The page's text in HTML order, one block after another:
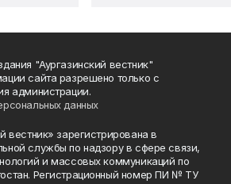
"Аургазинский вестник"
сайта разрешено только с
администрации.
данных
вестник» зарегистрирована в
службы по надзору в сфере связи,
и массовых коммуникаций по
Регистрационный номер ПИ № ТУ